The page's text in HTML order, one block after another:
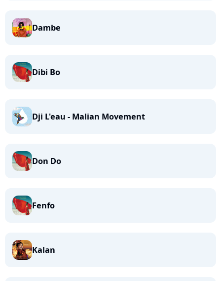
Dambe
Dibi Bo
Dji L'eau - Malian Movement
Don Do
Fenfo
Kalan